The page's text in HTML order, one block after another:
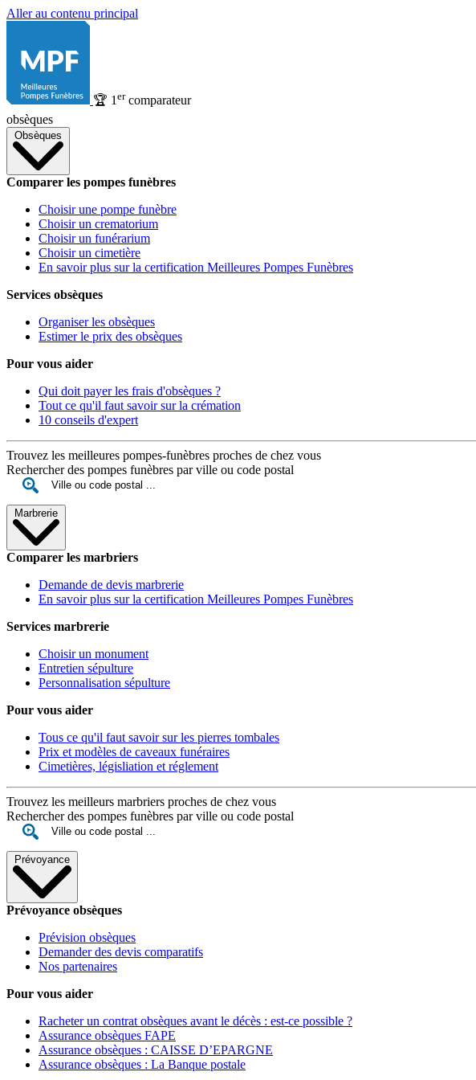
Aller au contenu principal
🏆 1 ercomparateur
obsèques
Obsèques
Comparer les pompes funèbres
Choisir une pompe funèbre
Choisir un crematorium
Choisir un funérarium
Choisir un cimetière
En savoir plus sur la certification Meilleures Pompes Funèbres
Services obsèques
Organiser les obsèques
Estimer le prix des obsèques
Pour vous aider
Qui doit payer les frais d'obsèques ?
Tout ce qu'il faut savoir sur la crémation
10 conseils d'expert
Trouvez les meilleures pompes-funèbres proches de chez vous
Rechercher des pompes funèbres par ville ou code postal
Marbrerie
Comparer les marbriers
Demande de devis marbrerie
En savoir plus sur la certification Meilleures Pompes Funèbres
Services marbrerie
Choisir un monument
Entretien sépulture
Personnalisation sépulture
Pour vous aider
Tous ce qu'il faut savoir sur les pierres tombales
Prix et modèles de caveaux funéraires
Cimetières, législiation et réglement
Trouvez les meilleurs marbriers proches de chez vous
Rechercher des pompes funèbres par ville ou code postal
Prévoyance
Prévoyance obsèques
Prévision obsèques
Demander des devis comparatifs
Nos partenaires
Pour vous aider
Racheter un contrat obsèques avant le décès : est-ce possible ?
Assurance obsèques FAPE
Assurance obsèques : CAISSE D’EPARGNE
Assurance obsèques : La Banque postale